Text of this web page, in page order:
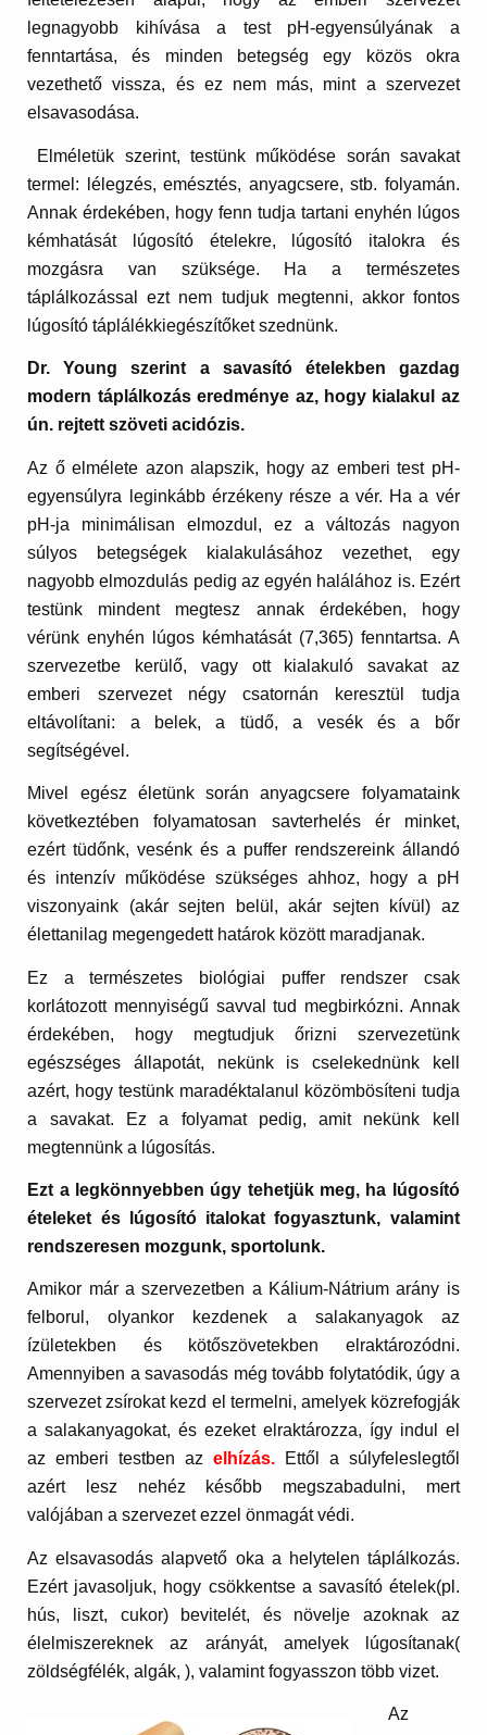
legnagyobb kihívása a test pH-egyensúlyának a
fenntartása, és minden betegség egy közös okra
vezethető vissza, és ez nem más, mint a szervezet
elsavasodása.
Elméletük szerint, testünk működése során savakat
termel: lélegzés, emésztés, anyagcsere, stb. folyamán.
Annak érdekében, hogy fenn tudja tartani enyhén lúgos
kémhatását lúgosító ételekre, lúgosító italokra és
mozgásra van szüksége. Ha a természetes
táplálkozással ezt nem tudjuk megtenni, akkor fontos
lúgosító táplálékkiegészítőket szednünk.
Dr. Young szerint a savasító ételekben gazdag
modern táplálkozás eredménye az, hogy kialakul az
ún. rejtett szöveti acidózis.
Az ő elmélete azon alapszik, hogy az emberi test pH-
egyensúlyra leginkább érzékeny része a vér. Ha a vér
pH-ja minimálisan elmozdul, ez a változás nagyon
súlyos betegségek kialakulásához vezethet, egy
nagyobb elmozdulás pedig az egyén halálához is. Ezért
testünk mindent megtesz annak érdekében, hogy
vérünk enyhén lúgos kémhatását (7,365) fenntartsa. A
szervezetbe kerülő, vagy ott kialakuló savakat az
emberi szervezet négy csatornán keresztül tudja
eltávolítani: a belek, a tüdő, a vesék és a bőr
segítségével.
Mivel egész életünk során anyagcsere folyamataink
következtében folyamatosan savterhelés ér minket,
ezért tüdőnk, vesénk és a puffer rendszereink állandó
és intenzív működése szükséges ahhoz, hogy a pH
viszonyaink (akár sejten belül, akár sejten kívül) az
élettanilag megengedett határok között maradjanak.
Ez a természetes biológiai puffer rendszer csak
korlátozott mennyiségű savval tud megbirkózni. Annak
érdekében, hogy megtudjuk őrizni szervezetünk
egészséges állapotát, nekünk is cselekednünk kell
azért, hogy testünk maradéktalanul közömbösíteni tudja
a savakat. Ez a folyamat pedig, amit nekünk kell
megtennünk a lúgosítás.
Ezt a legkönnyebben úgy tehetjük meg, ha lúgosító
ételeket és lúgosító italokat fogyasztunk, valamint
rendszeresen mozgunk, sportolunk.
Amikor már a szervezetben a Kálium-Nátrium arány is
felborul, olyankor kezdenek a salakanyagok az
ízületekben és kötőszövetekben elraktározódni.
Amennyiben a savasodás még tovább folytatódik, úgy a
szervezet zsírokat kezd el termelni, amelyek közrefogják
a salakanyagokat, és ezeket elraktározza, így indul el
az emberi testben az elhízás.Ettől a súlyfeleslegtől
azért lesz nehéz később megszabadulni, mert
valójában a szervezet ezzel önmagát védi.
Az elsavasodás alapvető oka a helytelen táplálkozás.
Ezért javasoljuk, hogy csökkentse a savasító ételek(pl.
hús, liszt, cukor) bevitelét, és növelje azoknak az
élelmiszereknek az arányát, amelyek lúgosítanak(
zöldségfélék, algák, ), valamint fogyasszon több vizet.
Az